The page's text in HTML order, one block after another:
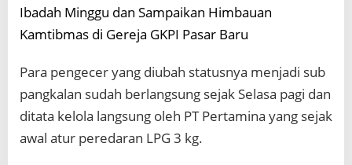
Ibadah Minggu dan Sampaikan Himbauan
Kamtibmas di Gereja GKPI Pasar Baru
Para pengecer yang diubah statusnya menjadi sub
pangkalan sudah berlangsung sejak Selasa pagi dan
ditata kelola langsung oleh PT Pertamina yang sejak
awal atur peredaran LPG 3 kg.